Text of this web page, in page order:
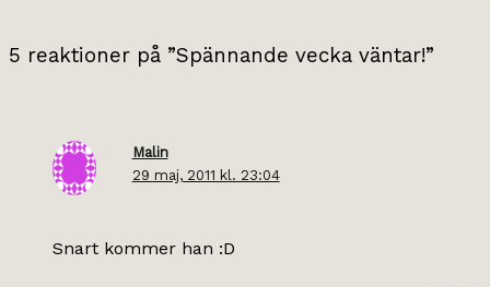
5 reaktioner på ”Spännande vecka väntar!”
Malin
29 maj, 2011 kl. 23:04
Snart kommer han :D